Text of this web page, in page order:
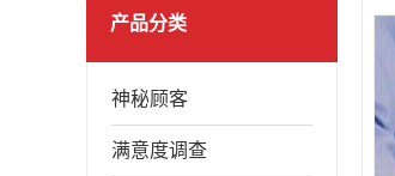
产品分类
神秘顾客
满意度调查